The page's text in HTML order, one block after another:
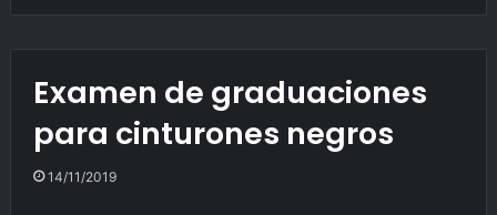
Examen de graduaciones
para cinturones negros
14/11/2019